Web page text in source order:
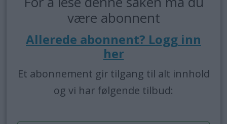
være abonnent
Allerede abonnent? Logg inn
her
Et abonnement gir tilgang til alt innhold
og vi har følgende tilbud: